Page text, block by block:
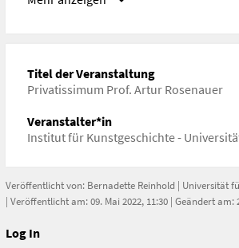
Titel der Veranstaltung
Privatissimum Prof. Artur Rosenauer
Veranstalter*in
Institut für Kunstgeschichte -
Veröffentlicht von: Bernadette Reinhold | Universität
| Veröffentlicht am: 09. Mai 2022, 11:30 | Geändert am:
Log In